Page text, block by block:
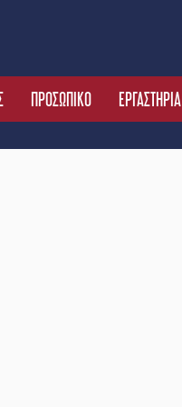
ΠΡΟΣΩΠΙΚΟ ΕΡΓΑΣΤΗΡΙΑ